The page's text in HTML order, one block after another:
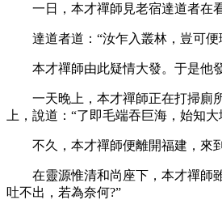
一日，本才禪師見老宿達道者在看
達道者道：“汝乍入叢林，豈可便
本才禪師由此疑情大發。于是他發
一天晚上，本才禪師正在打掃廁所
上，說道：“了即毛端吞巨海，始知
不久，本才禪師便離開福建，來到
在靈源惟清和尚座下，本才禪師雖
吐不出，若為奈何?”